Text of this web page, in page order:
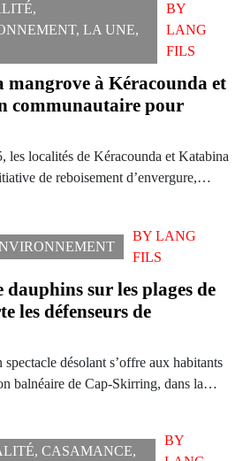
,
,LA UNE,
BY
LANG
FILS
mangrove à Kéracounda et
communautaire pour
les localités de Kéracounda et Katabina
de reboisement d’envergure,…
BYLANG
FILS
dauphins sur les plages de
les défenseurs de
désolant s’offre aux habitants
balnéaire de Cap-Skirring, dans la…
,CASAMANCE,
BY